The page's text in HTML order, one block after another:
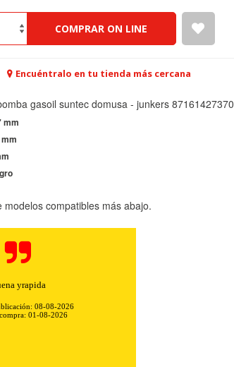
COMPRAR ON LINE
Encuéntralo en tu tienda más cercana
gasoil suntec domusa - junkers 87161427370
mm
modelos compatibles más abajo.
yrapida
08-08-2026
01-08-2026
nuestros sistemas. Puede configurar su
Estas cookies no almacenan ninguna